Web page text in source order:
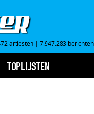
artiesten | 7.947.283 berichten
TOPLIJSTEN